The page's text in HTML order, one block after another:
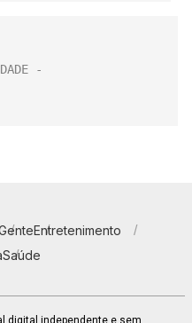
Entretenimento
Saúde
digital independente e sem